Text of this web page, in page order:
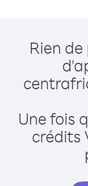
Rien
Une fois
crédits